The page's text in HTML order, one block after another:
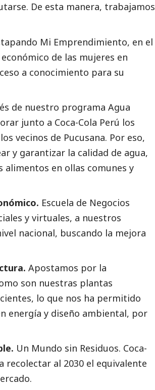
De esta manera, trabajamos
Mi Emprendimiento, en el
de las mujeres en
a conocimiento para su
de nuestro programa Agua
junto a Coca-Cola Perú los
vecinos de Pucusana. Por eso,
y garantizar la calidad de agua,
alimentos en ollas comunes y
Escuela de Negocios
y virtuales, a nuestros
nacional, buscando la mejora
Apostamos por la
son nuestras plantas
lo que nos ha permitido
energía y diseño ambiental, por
Un Mundo sin Residuos. Coca-
recolectar al 2030 el equivalente